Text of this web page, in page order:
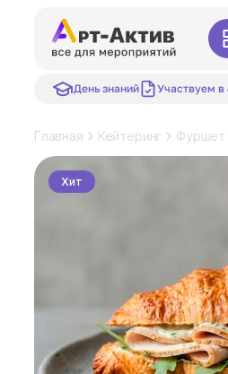
День знаний Участвуем
Главная Кейтеринг Фуршет
Хит